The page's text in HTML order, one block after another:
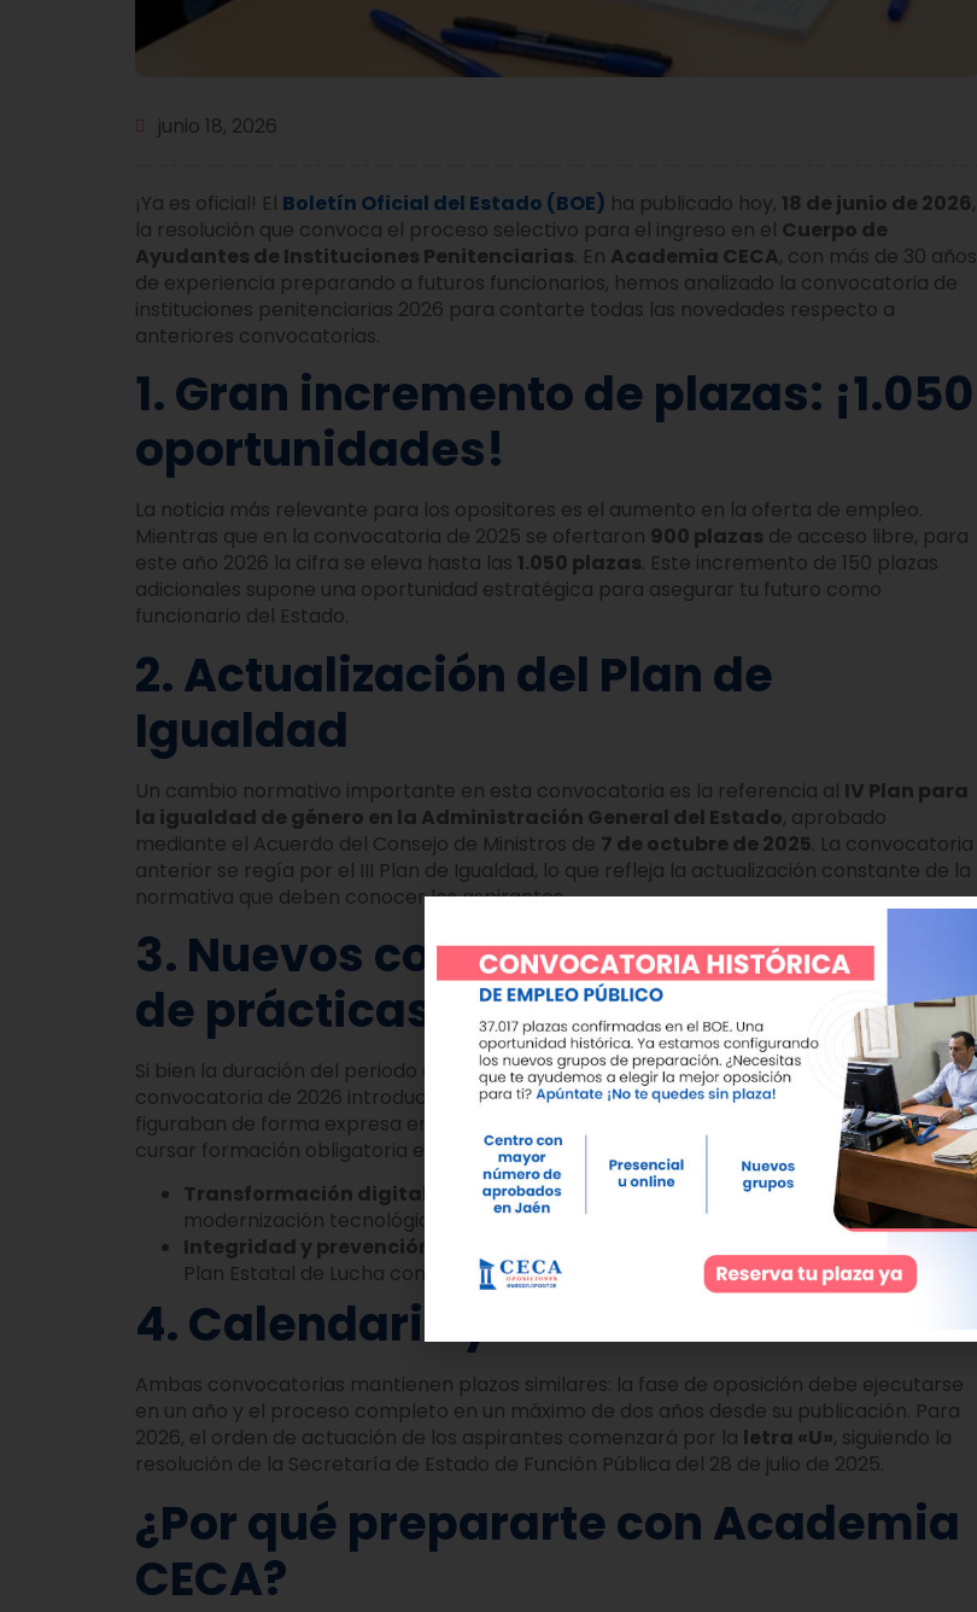
junio 18, 2026
¡Ya es oficial! El Boletín Oficial del Estado (BOE) ha publicado hoy, 18 de junio de 2026,
la resolución que convoca el proceso selectivo para el ingreso en el Cuerpo de
Ayudantes de Instituciones Penitenciarias. En Academia CECA, con más de 30 años
de experiencia preparando a futuros funcionarios, hemos analizado la convocatoria de
instituciones penitenciarias 2026 para contarte todas las novedades respecto a
anteriores convocatorias.
1. Gran incremento de plazas: ¡1.050
oportunidades!
La noticia más relevante para los opositores es el aumento en la oferta de empleo.
Mientras que en la convocatoria de 2025 se ofertaron 900 plazas de acceso libre, para
este año 2026 la cifra se eleva hasta las 1.050 plazas. Este incremento de 150 plazas
adicionales supone una oportunidad estratégica para asegurar tu futuro como
funcionario del Estado.
2. Actualización del Plan de
Igualdad
Un cambio normativo importante en esta convocatoria es la referencia al IV Plan para
la igualdad de género en la Administración General del Estado, aprobado
mediante el Acuerdo del Consejo de Ministros de 7 de octubre de 2025. La convocatoria
anterior se regía por el III Plan de Igualdad, lo que refleja la actualización constante de la
normativa que deben conocer los aspirantes.
3. Nuevos contenidos en el periodo
de prácticas
Si bien la duración del periodo de prácticas se mantiene en un máximo de 12 meses
, la
convocatoria de 2026 introduce nuevos módulos formativos específicos que no
figuraban de forma expresa en la de 2025. Los nuevos funcionarios en prácticas deberán
cursar formación obligatoria en:
Transformación digital e Inteligencia Artificial:Un módulo enfocado a la
modernización tecnológica de las administraciones.
Integridad y prevención de la corrupción:
Plan Estatal de Lucha contra la Corrupción.
4. Calendario y orden de actuación
Ambas convocatorias mantienen plazos similares: la fase de oposición debe ejecutarse
en un año y el proceso completo en un máximo de dos años desde su publicación. Para
2026, el orden de actuación de los aspirantes comenzará por la letra «U», siguiendo la
resolución de la Secretaría de Estado de Función Pública del 28 de julio de 2025.
¿Por qué prepararte con Academia
CECA?